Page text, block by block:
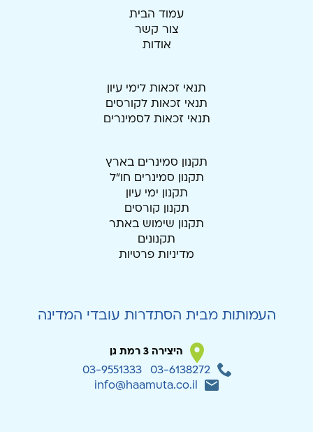
עמוד הבית
צור קשר
אודות
תנאי זכאות לימי עיון
תנאי זכאות לקורסים
תנאי זכאות לסמינרים
תקנון סמינרים בארץ
תקנון סמינרים חו"ל
תקנון ימי עיון
תקנון קורסים
תקנון שימוש באתר
תקנונים
מדיניות פרטיות
העמותות מבית הסתדרות עובדי המדינה
היצירה 3 רמת גן
03-6138272
03-9551333
info@haamuta.co.il